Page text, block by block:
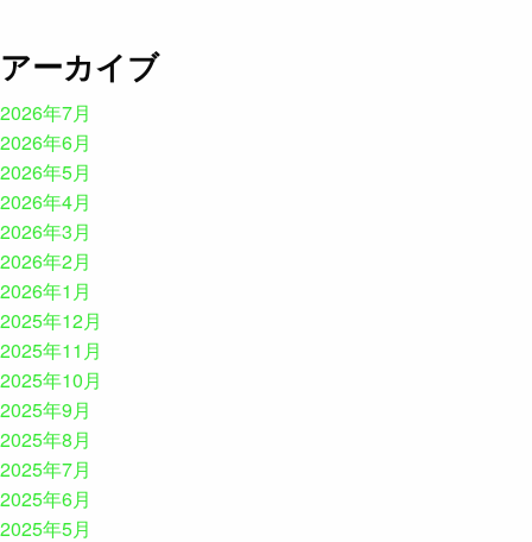
アーカイブ
2026年7月
2026年6月
2026年5月
2026年4月
2026年3月
2026年2月
2026年1月
2025年12月
2025年11月
2025年10月
2025年9月
2025年8月
2025年7月
2025年6月
2025年5月